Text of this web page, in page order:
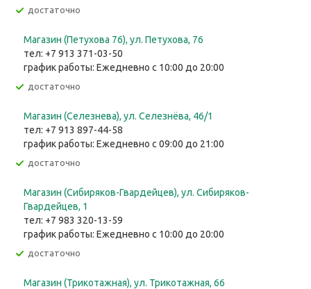
Достаточно
Магазин (Петухова 76), ул. Петухова, 76
тел: +7 913 371-03-50
график работы: Ежедневно с 10:00 до 20:00
Достаточно
Магазин (Селезнева), ул. Селезнёва, 46/1
тел: +7 913 897-44-58
график работы: Ежедневно с 09:00 до 21:00
Достаточно
Магазин (Сибиряков-Гвардейцев), ул. Сибиряков-
Гвардейцев, 1
тел: +7 983 320-13-59
график работы: Ежедневно с 10:00 до 20:00
Достаточно
Магазин (Трикотажная), ул. Трикотажная, 66